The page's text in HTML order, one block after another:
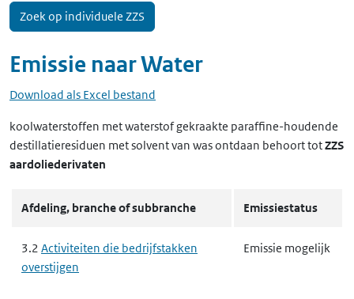
Emissie naarWater
Download als Excel bestand
koolwaterstoffen met waterstof gekraakte paraffine-houdende
destillatieresiduen met solvent van was ontdaan behoort totZZS
aardoliederivaten
Afdeling, branche of subbranche Emissiestatus
3.2 Activiteiten die bedrijfstakken
overstijgen
Emissie mogelijk